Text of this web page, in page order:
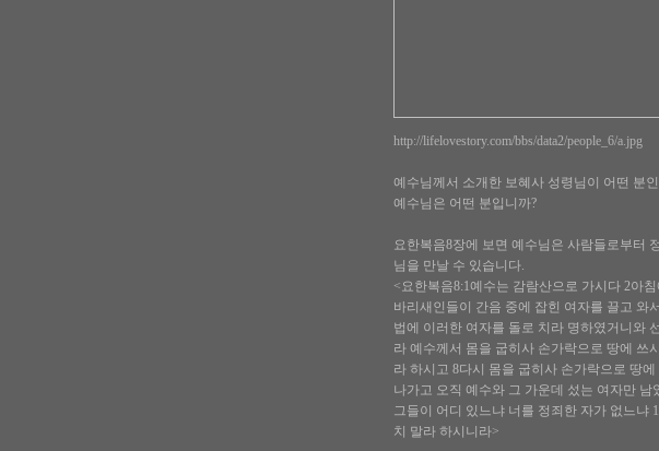
http://lifelovestory.com/bbs/data2/people_6/a.jpg
예수님께서 소개한 보혜사 성령님이 어떤 분
예수님은 어떤 분입니까?
요한복음8장에 보면 예수님은 사람들로부터
님을 만날 수 있습니다.
<요한복음8:1예수는 감람산으로 가시다 2아
바리새인들이 간음 중에 잡힌 여자를 끌고 와
법에 이러한 여자를 돌로 치라 명하였거니와
라 예수께서 몸을 굽히사 손가락으로 땅에 쓰
라 하시고 8다시 몸을 굽히사 손가락으로 땅
나가고 오직 예수와 그 가운데 섰는 여자만
그들이 어디 있느냐 너를 정죄한 자가 없느냐
치 말라 하시니라>